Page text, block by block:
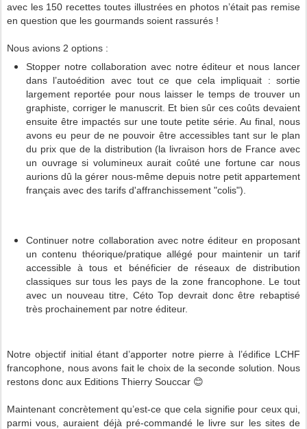
avec les 150 recettes toutes illustrées en photos n’était pas remise
en question que les gourmands soient rassurés !
Nous avions 2 options :
Stopper notre collaboration avec notre éditeur et nous lancer
dans l’autoédition avec tout ce que cela impliquait : sortie
largement reportée pour nous laisser le temps de trouver un
graphiste, corriger le manuscrit. Et bien sûr ces coûts devaient
ensuite être impactés sur une toute petite série. Au final, nous
avons eu peur de ne pouvoir être accessibles tant sur le plan
du prix que de la distribution (la livraison hors de France avec
un ouvrage si volumineux aurait coûté une fortune car nous
aurions dû la gérer nous-même depuis notre petit appartement
français avec des tarifs d'affranchissement "colis").
Continuer notre collaboration avec notre éditeur en proposant
un contenu théorique/pratique allégé pour maintenir un tarif
accessible à tous et bénéficier de réseaux de distribution
classiques sur tous les pays de la zone francophone. Le tout
avec un nouveau titre, Céto Top devrait donc être rebaptisé
très prochainement par notre éditeur.
Notre objectif initial étant d’apporter notre pierre à l’édifice LCHF
francophone, nous avons fait le choix de la seconde solution. Nous
restons donc aux Editions Thierry Souccar 😊
Maintenant concrètement qu’est-ce que cela signifie pour ceux qui,
parmi vous, auraient déjà pré-commandé le livre sur les sites de